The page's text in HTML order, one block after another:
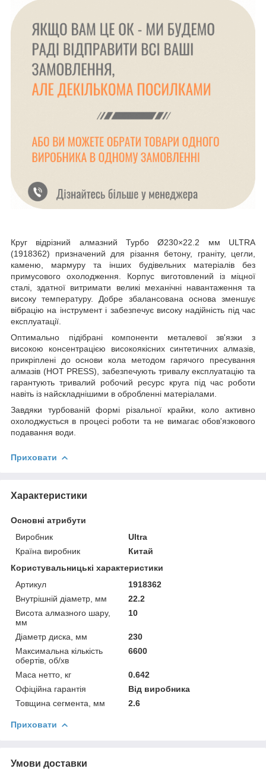
Круг відрізний алмазний Турбо Ø230×22.2 мм ULTRA
(1918362) призначений для різання бетону, граніту, цегли,
каменю, мармуру та інших будівельних матеріалів без
примусового охолодження. Корпус виготовлений із міцної
сталі, здатної витримати великі механічні навантаження та
високу температуру. Добре збалансована основа зменшує
вібрацію на інструмент і забезпечує високу надійність під час
експлуатації.
Оптимально підібрані компоненти металевої зв'язки з
високою консентрацією високоякісних синтетичних алмазів,
прикріплені до основи кола методом гарячого пресування
алмазів (HOT PRESS), забезпечують тривалу експлуатацію та
гарантують тривалий робочий ресурс круга під час роботи
навіть із найскладнішими в обробленні матеріалами.
Завдяки турбованій формі різальної крайки, коло активно
охолоджується в процесі роботи та не вимагає обов'язкового
подавання води.
Приховати
Характеристики
Основні атрибути
Виробник
Ultra
Країна виробник
Китай
Користувальницькі характеристики
Артикул
1918362
Внутрішній діаметр, мм
22.2
Висота алмазного шару,
мм
10
Діаметр диска, мм
230
Максимальна кількість
обертів, об/хв
6600
Маса нетто, кг
0.642
Офіційна гарантія
Від виробника
Товщина сегмента, мм
2.6
Приховати
Умови доставки